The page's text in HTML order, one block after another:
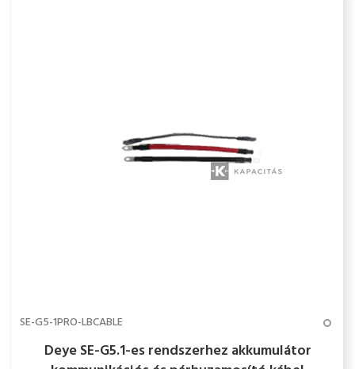
SE-G5-1PRO-LBCABLE
Deye SE-G5.1-es rendszerhez akkumulátor